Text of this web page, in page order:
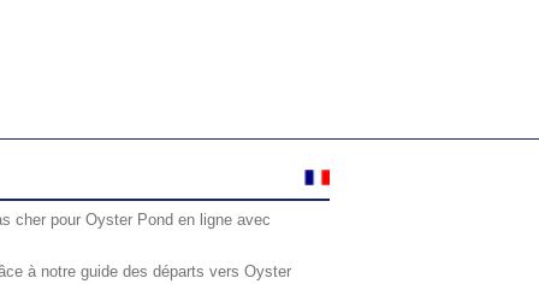
cher pour Oyster Pond en ligne avec
à notre guide des départs vers Oyster